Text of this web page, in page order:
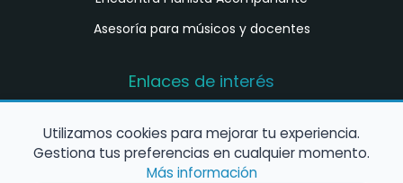
Asesoría para músicos y docentes
Enlaces de interés
música en España
Configura alertas de empleo
Utilizamos cookies para mejorar tu experiencia.
Gestiona tus preferencias en cualquier momento.
Más información